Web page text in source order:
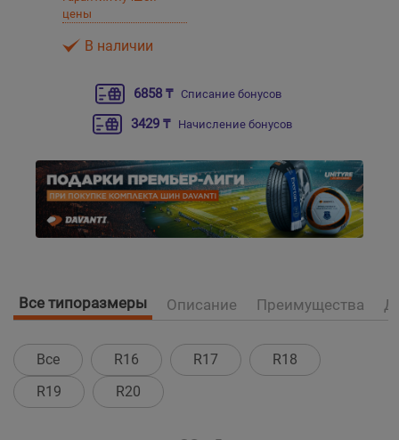
цены
В наличии
6858 ₸ Списание бонусов
3429 ₸ Начисление бонусов
Все типоразмеры Описание Преимущества
Все R16 R17
R18
R19
R20
Бишкек